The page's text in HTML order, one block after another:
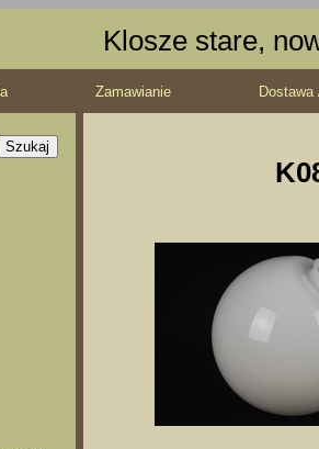
Klosze stare,
Zamawianie